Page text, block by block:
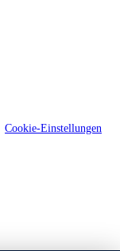
Cookie-Einstellungen